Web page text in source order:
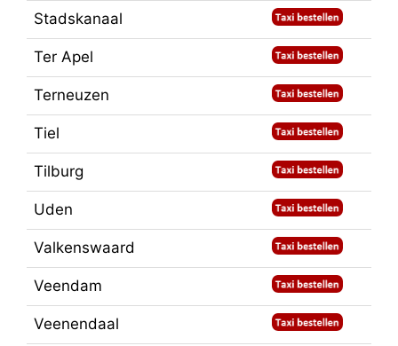
Stadskanaal
Ter Apel
Terneuzen
Tiel
Tilburg
Uden
Valkenswaard
Veendam
Veenendaal